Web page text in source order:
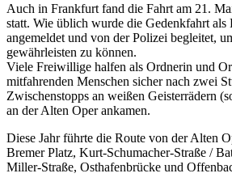
Auch in Frankfurt fand die Fahrt am 21.
statt. Wie üblich wurde die Gedenkfahrt als
angemeldet und von der Polizei begleitet,
gewährleisten zu können.
Viele Freiwillige halfen als Ordnerin und
mitfahrenden Menschen sicher nach zwei
Zwischenstopps an weißen Geisterrädern
an der Alten Oper ankamen.
Diese Jahr führte die Route von der Alten
Bremer Platz, Kurt-Schumacher-Straße /
Miller-Straße, Osthafenbrücke und